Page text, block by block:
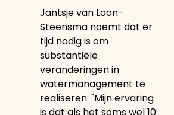
Jantsje van Loon-
Steensma noemt dat er
tijd nodig is om
substantiële
veranderingen in
watermanagement te
realiseren: "Mijn ervaring